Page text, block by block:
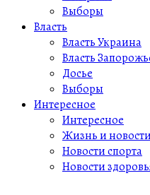
Выборы
Власть
Власть Украина
Власть
Досье
Выборы
Интересное
Интересное
Жизнь и
Новости спорта
Новости